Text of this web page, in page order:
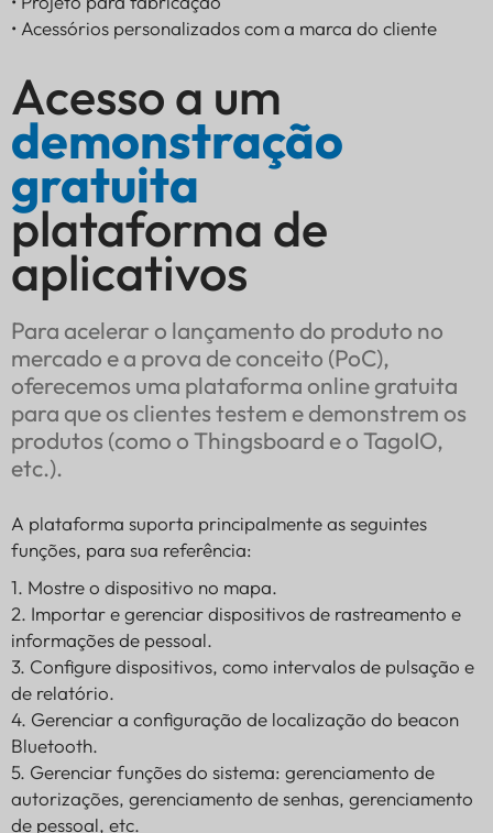
• Acessórios personalizados com a marca do cliente
Acesso a um
demonstração
gratuita
plataforma de
aplicativos
Para acelerar o lançamento do produto no
mercado e a prova de conceito (PoC),
oferecemos uma plataforma online gratuita
para que os clientes testem e demonstrem os
produtos (como o Thingsboard e o TagoIO,
etc.).
A plataforma suporta principalmente as seguintes
funções, para sua referência:
1. Mostre o dispositivo no mapa.
2. Importar e gerenciar dispositivos de rastreamento e
informações de pessoal.
3. Configure dispositivos, como intervalos de pulsação e
de relatório.
4. Gerenciar a configuração de localização do beacon
Bluetooth.
5. Gerenciar funções do sistema: gerenciamento de
autorizações, gerenciamento de senhas, gerenciamento
de pessoal, etc.